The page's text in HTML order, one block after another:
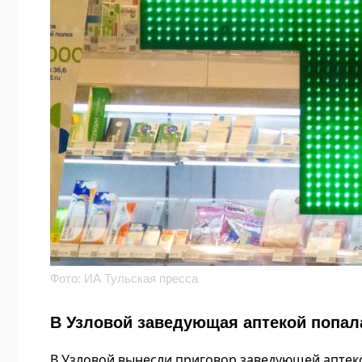
Фото: ИА Тульская пресса
В Узловой заведующая аптекой